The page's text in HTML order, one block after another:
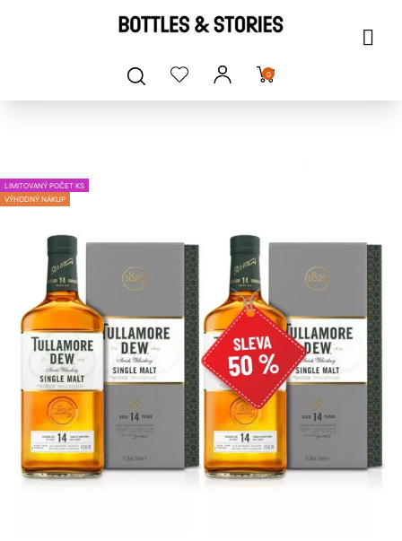
0
LIMITOVANÝ POČET KS
VÝHODNÝ NÁKUP